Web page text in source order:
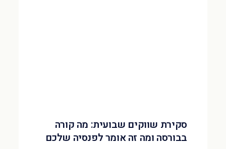
סקירת שווקים שבועית: מה קורה
בבורסה ומה זה אומר לפנסיה שלכם